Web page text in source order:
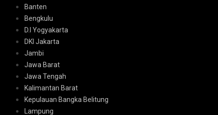
Banten
Bengkulu
D.I Yogyakarta
DKI Jakarta
Jambi
Jawa Barat
Jawa Tengah
Kalimantan Barat
Kepulauan Bangka Belitung
Lampung